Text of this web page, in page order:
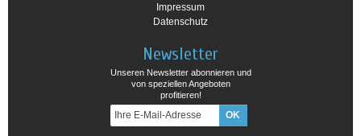
Impressum
Datenschutz
Newsletter
Unseren Newsletter abonnieren und
von speziellen Angeboten
profitieren!